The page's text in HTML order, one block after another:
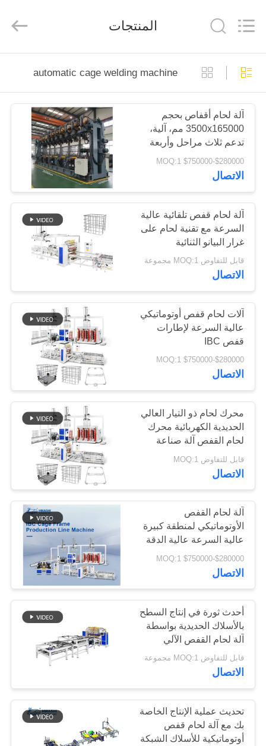
منزل
منتجات
معلومات
جولة
المعمل
رقابة
جودة
اتصل
أخبار
حالات
اطلب
اقتباس
خريطة
الموقع
سياسة
الخصوصية
TECHNOLOGY
INC..
المنتجات
automatic cage welding machine
آلة لحام أقفاص بحجم
3500x165000 مم، آلية،
تدعم ثلاث مراحل وأربعة
أسلاك بجهد 380 فولت ±
10% للطاقة للحام ثابت
$280000-$750000 MOQ:1
الاتصال
آلة لحام قفص تلقائية عالية
السرعة مع تقنية لحام على
غرار البيانو الثنائية
قابل للتفاوض MOQ:1 مجموعة
الاتصال
آلات لحام قفص أوتوماتيكي
عالية السرعة لإطارات
قفص IBC
$280000-$750000 MOQ:1
الاتصال
محرك لحام ذو التيار العالي
الحديدية الكهربائية محرك
لحام القفص آلة صناعة
صناعة الحاويات السائبة
قابل للتفاوض MOQ:1
الاتصال
آلة لحام القفص
الأوتوماتيكي لمنطقة كبيرة
عالية السرعة عالية الدقة
لإطار IBC
$280000-$750000 MOQ:1
الاتصال
أحدث ثورة في إنتاج السطح
بالأسلاك الحديدية بواسطة
آلة لحام القفص الآلي
قابل للتفاوض MOQ:1 مجموعة
الاتصال
تحديث عملية الإنتاج الخاصة
بك مع آلة لحام قفص
أوتوماتيكية للأسلاك الشبكة